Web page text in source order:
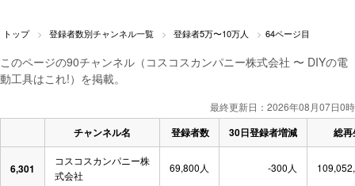
トップ 登録者数別チャンネル一覧 登録者5万〜10万人 64ページ目
このページの90チャンネル（コスコスカンパニー株式会社 〜 DIYの電
動工具はこれ!）を掲載。
最終更新日：2026年08月07日0時
チャンネル名 登録者数 30日登録者増減 総
6,301
コスコスカンパニー株
式会社
69,800人 -300人